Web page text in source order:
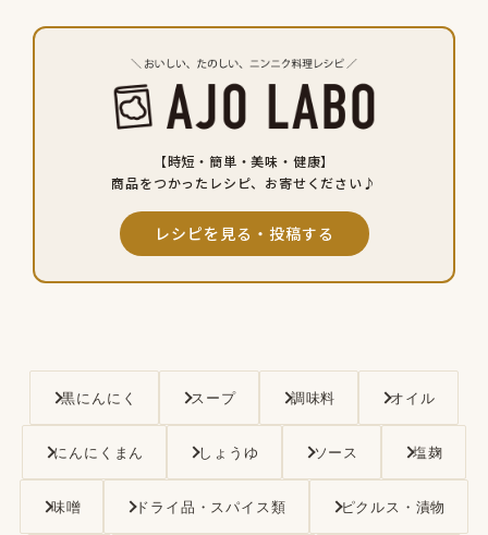
【時短・簡単・美味・健康】
商品をつかったレシピ、お寄せください♪
レシピを見る・投稿する
黒にんにく スープ 調味料 オイル
にんにくまん しょうゆ ソース 塩麹
味噌 ドライ品・スパイス類 ピクルス・漬物